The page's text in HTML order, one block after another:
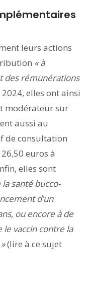
leurs actions
« à
des rémunérations
2024, elles ont ainsi
modérateur sur
aussi au
de consultation
euros à
elles sont
la santé bucco-
d’un
ou encore à de
vaccin contre la
(lire à ce sujet